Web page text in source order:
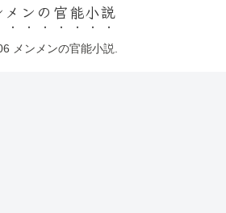
メンの官能小説
メンメンの官能小説.